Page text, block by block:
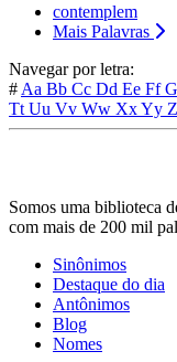
contemplem
Mais Palavras
Navegar por letra:
# Aa Bb Cc Dd Ee Ff
Tt Uu Vv Ww XxYy
Somos uma biblioteca
com mais de 200 mil
Sinônimos
Destaque do dia
Antônimos
Blog
Nomes